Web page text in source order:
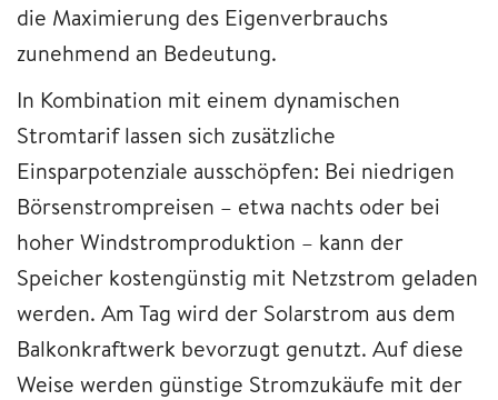
die Maximierung des Eigenverbrauchs
zunehmend an Bedeutung.
In Kombination mit einem dynamischen
Stromtarif lassen sich zusätzliche
Einsparpotenziale ausschöpfen: Bei niedrigen
Börsenstrompreisen – etwa nachts oder bei
hoher Windstromproduktion – kann der
Speicher kostengünstig mit Netzstrom geladen
werden. Am Tag wird der Solarstrom aus dem
Balkonkraftwerk bevorzugt genutzt. Auf diese
Weise werden günstige Stromzukäufe mit der